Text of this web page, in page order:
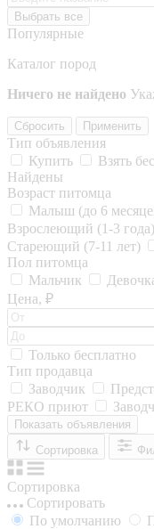
Выбрать все
Популярные
Каталог пород
Ничего не найдено
Сбросить Применить
Тип объявления
Купить
Взять
Найдены
Возраст питомца
Малыш (до 6
Взрослеющий (1-3 года)
Стареющий (7-11 лет)
Пол питомца
Мальчик
Цена, ₽
Только бесплатно
Тип продавца
Заводчик
РЕКО приют
Показать объявления
Сортировка
Сортировка
Сортировать
По умолчанию